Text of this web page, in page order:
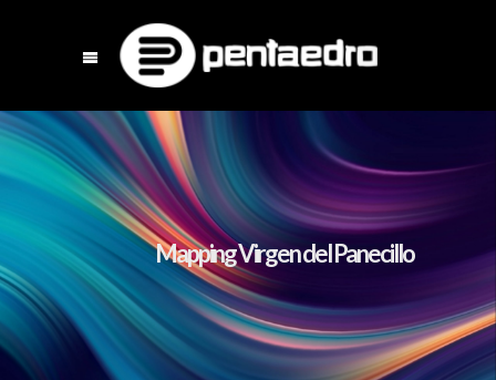
Mapping Virgen del Panecillo